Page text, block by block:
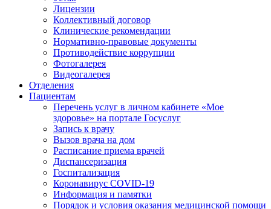
Лицензии
Коллективный договор
Клинические рекомендации
Нормативно-правовые документы
Противодействие коррупции
Фотогалерея
Видеогалерея
Отделения
Пациентам
Перечень услуг в личном кабинете «Мое
здоровье» на портале Госуслуг
Запись к врачу
Вызов врача на дом
Расписание приема врачей
Диспансеризация
Госпитализация
Коронавирус COVID-19
Информация и памятки
Порядок и условия оказания медицинской помощи